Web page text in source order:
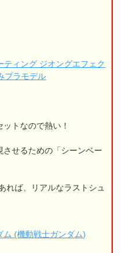
ィング ジオングエフェク
プラモデル
トなので熱い！
せるための「シーンベー
れば、リアルなラストシュ
(機動戦士ガンダム)